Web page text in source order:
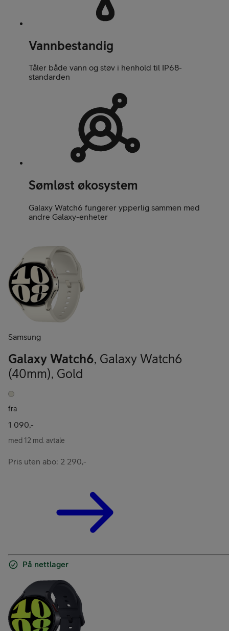
Vannbestandig
Tåler både vann og støv i henhold til IP68-
standarden
Sømløst økosystem
Galaxy Watch6 fungerer ypperlig sammen med
andre Galaxy-enheter
Samsung
Galaxy Watch6, Galaxy Watch6
(40mm), Gold
fra
1 090,-
med 12 md. avtale
Pris uten abo: 2 290,-
På nettlager